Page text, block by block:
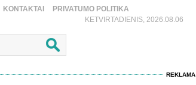
KONTAKTAI
PRIVATUMO POLITIKA
KETVIRTADIENIS, 2026.08.06
REKLAMA